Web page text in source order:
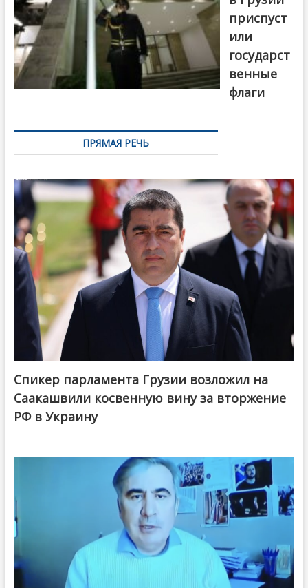
приспуст
или
государст
венные
флаги
ПРЯМАЯ РЕЧЬ
Спикер парламента Грузии возложил на
Саакашвили косвенную вину за вторжение
РФ в Украину